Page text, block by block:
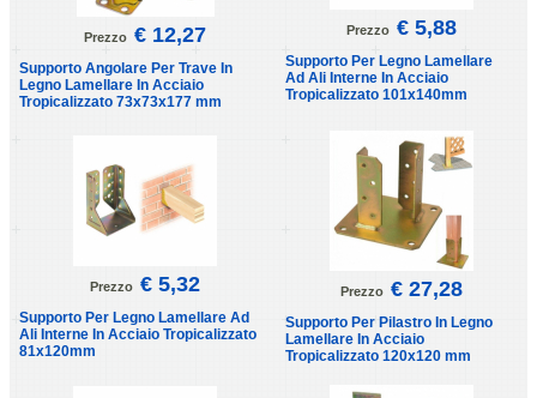
Prezzo € 12,27
Supporto Angolare Per Trave In
Legno Lamellare In Acciaio
Tropicalizzato 73x73x177 mm
Prezzo € 5,88
Supporto Per Legno Lamellare
Ad Ali Interne In Acciaio
Tropicalizzato 101x140mm
Prezzo € 5,32
Supporto Per Legno Lamellare Ad
Ali Interne In Acciaio Tropicalizzato
81x120mm
Prezzo € 27,28
Supporto Per Pilastro In Legno
Lamellare In Acciaio
Tropicalizzato 120x120 mm